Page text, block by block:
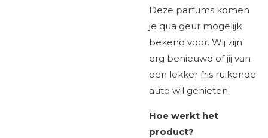
Deze parfums komen
je qua geur mogelijk
bekend voor. Wij zijn
erg benieuwd of jij van
een lekker fris ruikende
auto wil genieten.
Hoe werkt het
product?